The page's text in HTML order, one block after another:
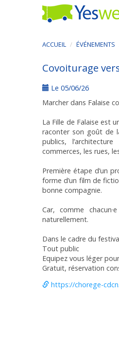
ACCUEIL ÉVÉNEMENTS
Covoiturage
Le 05/06/26
Marcher dans Falaise
La Fille de Falaise est
raconter son goût de
publics,
commerces, les rues,
Première étape d’un
forme d’un film de
bonne compagnie.
Car, comme
naturellement.
Dans le cadre du
Tout public
Equipez vous léger
Gratuit, réservation
https://chorege-